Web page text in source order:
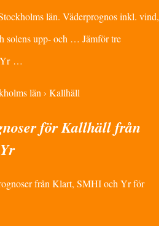
län. Väderprognos inkl. vind,
solens upp- och … Jämför tre
Yr …
län › Kallhäll
för Kallhäll från
från Klart, SMHI och Yr för